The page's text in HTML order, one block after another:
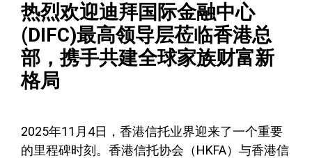
热烈欢迎迪拜国际金融中心
(DIFC)最高领导层莅临香港总
部，携手共建全球家族财富新
格局
2025年11月4日，香港信托业界迎来了一个重要
的里程碑时刻。香港信托协会（HKFA）与香港信